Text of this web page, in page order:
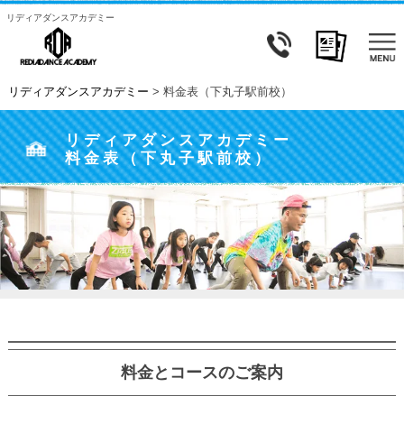
リディアダンスアカデミー
リディアダンスアカデミー > 料金表（下丸子駅前校）
リディアダンスアカデミー
料金表（下丸子駅前校）
料金とコースのご案内